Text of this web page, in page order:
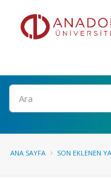
Ara
ANA SAYFA SON EKLENEN